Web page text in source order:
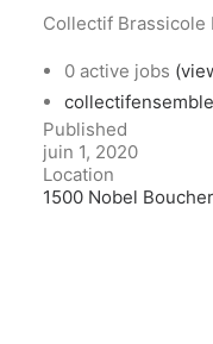
Collectif Brassicole
0 active jobs
Published
juin 1, 2020
Location
1500 Nobel